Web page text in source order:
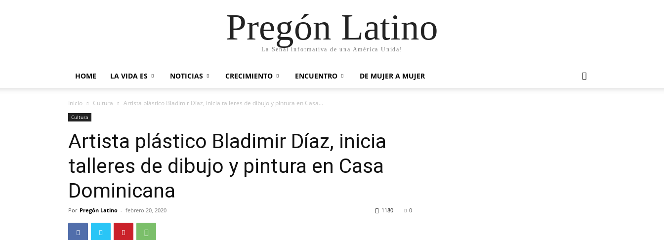
Pregón Latino
La Señal informativa de una América Unida!
HOME LA VIDA ES NOTICIAS CRECIMIENTO ENCUENTRO DE MUJER A MUJER
Inicio Cultura Artista plástico Bladimir Díaz, inicia talleres de dibujo y pintura en Casa...
Cultura
Artista plástico Bladimir Díaz, inicia
talleres de dibujo y pintura en Casa
Dominicana
Por Pregón Latino - febrero 20, 2020 0
1180